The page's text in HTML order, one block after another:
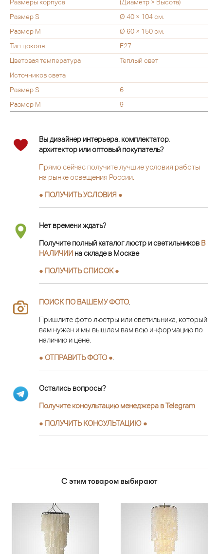
Размеры корпуса
(Диаметр × Высота)
Размер S
Ø 40 × 104 см.
Размер M
Ø 60 × 150 см.
Тип цоколя
Е27
Цветовая температура
Теплый свет
Источников света
Размер S
6
Размер M
9
Вы дизайнер интерьера, комплектатор,
архитектор или оптовый покупатель?
Прямо сейчас получите лучшие условия работы
на рынке освещения России.
● ПОЛУЧИТЬ УСЛОВИЯ ●
Нет времени ждать?
Получите полный каталог люстр и светильников В
НАЛИЧИИ на складе в Москве
● ПОЛУЧИТЬ СПИСОК ●
ПОИСК ПО ВАШЕМУ ФОТО
Пришлите фото люстры или светильника, который
вам нужен и мы вышлем вам всю информацию по
наличию и цене.
● ОТПРАВИТЬ ФОТО ●
Остались вопросы?
Получите консультацию менеджера в Telegram
● ПОЛУЧИТЬ КОНСУЛЬТАЦИЮ ●
С этим товаром выбирают